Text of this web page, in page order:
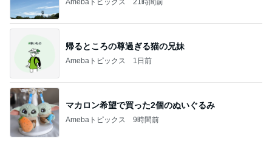
帰るところの尊過ぎる猫の兄妹
Amebaトピックス 1日前
マカロン希望で買った2個のぬいぐるみ
Amebaトピックス 9時間前